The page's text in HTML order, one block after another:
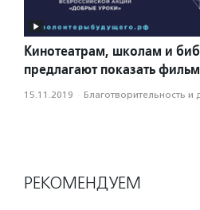
Кинотеатрам, школам и
предлагают показать
15.11.2019 · Благотвори­тель­ность
РЕКОМЕНДУЕМ